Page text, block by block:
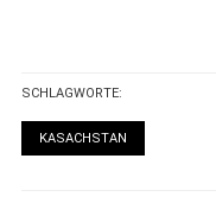
SCHLAGWORTE:
KASACHSTAN